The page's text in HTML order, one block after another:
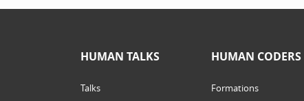
HUMAN TALKS
Talks
HUMAN CODERS
Formations